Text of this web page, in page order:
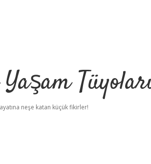
neşe katan küçük fikirler!